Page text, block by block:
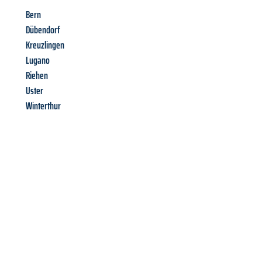
Bern
Dübendorf
Kreuzlingen
Lugano
Riehen
Uster
Winterthur